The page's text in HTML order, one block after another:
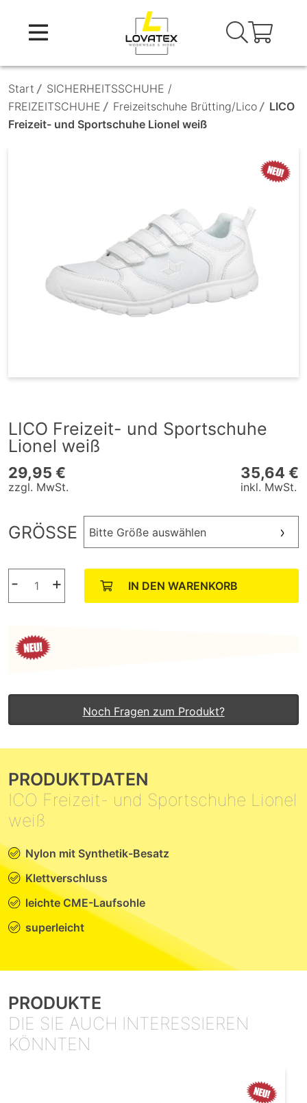
content
Start / SICHERHEITSSCHUHE /
FREIZEITSCHUHE / Freizeitschuhe Brütting/Lico / LICO
Freizeit- und Sportschuhe Lionel weiß
LICO Freizeit- und Sportschuhe
Lionel weiß
29,95 €
zzgl. MwSt.
35,64 €
inkl. MwSt.
GRÖSSE Bitte Größe auswählen
- + IN DEN WARENKORB
Noch Fragen zum Produkt?
PRODUKTDATEN
ICO Freizeit- und Sportschuhe Lionel
weiß
Nylon mit Synthetik-Besatz
Klettverschluss
leichte CME-Laufsohle
superleicht
PRODUKTE
DIE SIE AUCH INTERESSIEREN
KÖNNTEN